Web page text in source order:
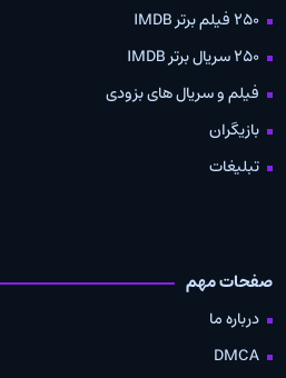
250 فیلم برتر IMDB
250 سریال برتر IMDB
فیلم و سریال های بزودی
بازیگران
تبلیغات
صفحات مهم
درباره ما
DMCA